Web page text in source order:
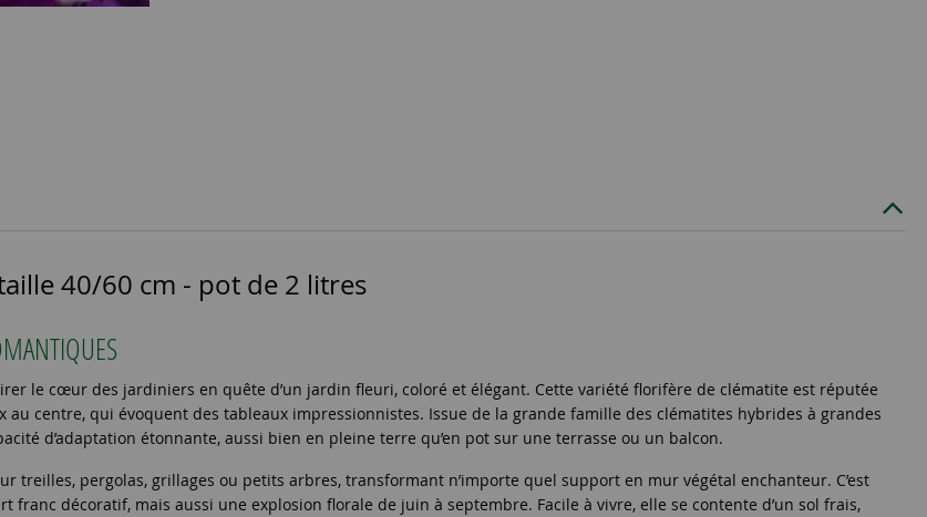
40/60 cm - pot de 2 litres
le cœur des jardiniers en quête d’un jardin fleuri, coloré et élégant. Cette variété florifère de clématite est réputée
centre, qui évoquent des tableaux impressionnistes. Issue de la grande famille des clématites hybrides à grandes
d’adaptation étonnante, aussi bien en pleine terre qu’en pot sur une terrasse ou un balcon.
treilles, pergolas, grillages ou petits arbres, transformant n’importe quel support en mur végétal enchanteur. C’est
décoratif, mais aussi une explosion florale de juin à septembre. Facile à vivre, elle se contente d’un sol frais,